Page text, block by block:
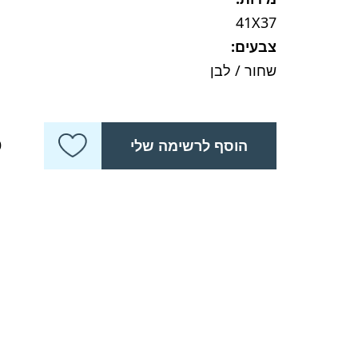
41X37
צבעים:
שחור / לבן
הוסף לרשימה שלי